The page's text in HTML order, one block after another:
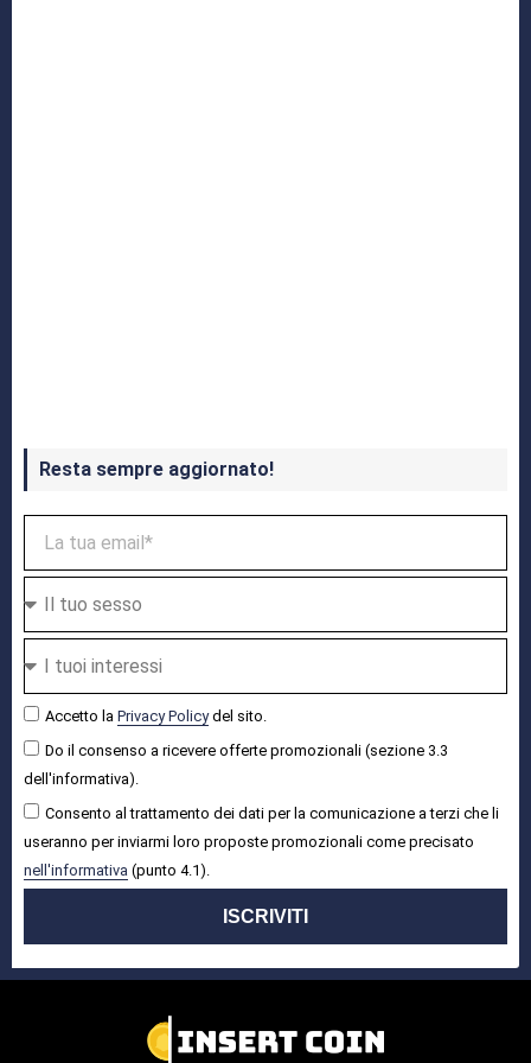
Resta sempre aggiornato!
Accetto la Privacy Policydel sito.
Do il consenso a ricevere offerte promozionali (sezione 3.3
dell'informativa).
Consento al trattamento dei dati per la comunicazione a terzi che li
useranno per inviarmi loro proposte promozionali come precisato
nell'informativa (punto 4.1).
ISCRIVITI